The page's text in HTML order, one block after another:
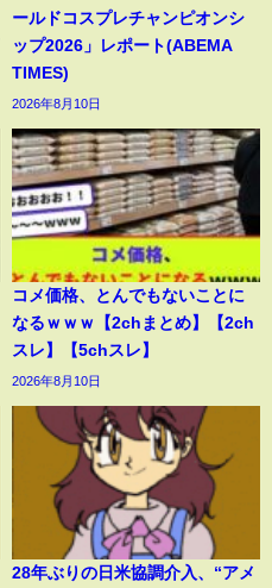
ールドコスプレチャンピオンシ
ップ2026」レポート(ABEMA
TIMES)
2026年8月10日
コメ価格、とんでもないことに
なるｗｗｗ【2chまとめ】【2ch
スレ】【5chスレ】
2026年8月10日
28年ぶりの日米協調介入、“アメ